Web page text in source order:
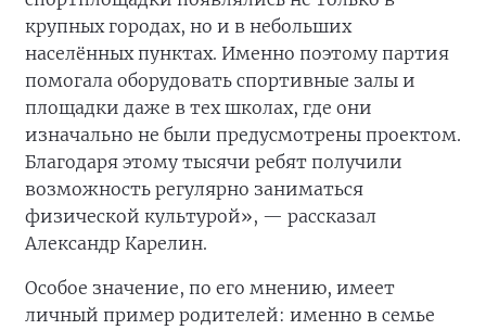
крупных городах, но и в небольших
населённых пунктах. Именно поэтому партия
помогала оборудовать спортивные залы и
площадки даже в тех школах, где они
изначально не были предусмотрены проектом.
Благодаря этому тысячи ребят получили
возможность регулярно заниматься
физической культурой», — рассказал
Александр Карелин.
Особое значение, по его мнению, имеет
личный пример родителей: именно в семье